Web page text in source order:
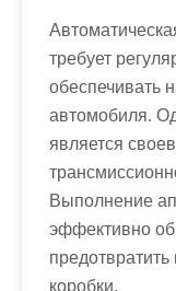
требует
обеспечивать
автомобиля.
является
Выполнение
эффективно
коробки.